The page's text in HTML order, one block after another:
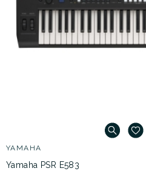
YAMAHA
Yamaha PSR E583